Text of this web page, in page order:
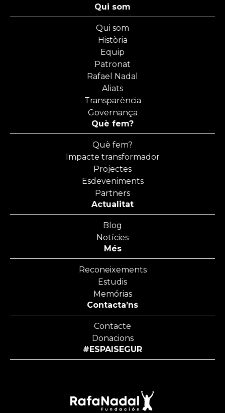
Qui som
Qui som
Història
Equip
Patronat
Rafael Nadal
Aliats
Transparència
Governança
Què fem?
Què fem?
Impacte transformador
Projectes
Esdeveniments
Partners
Actualitat
Blog
Notícies
Més
Reconeixements
Estudis
Memórias
Contacta’ns
Contacte
Donacions
#ESPAISEGUR